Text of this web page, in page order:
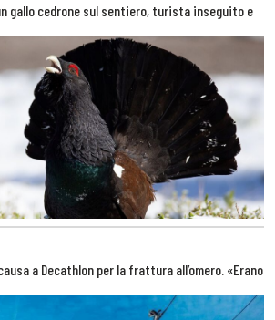
gallo cedrone sul sentiero, turista inseguito e
a Decathlon per la frattura all’omero. «Erano